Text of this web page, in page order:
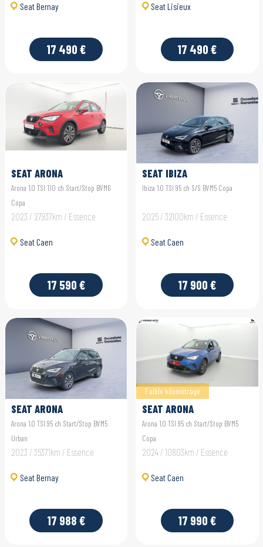
Seat Bernay
17 490 €
Seat Lisieux
17 490 €
SEAT ARONA
Arona 1.0 TSI 110 ch Start/Stop BVM6
Copa
2023 / 27937km / Essence
Seat Caen
17 590 €
SEAT IBIZA
Ibiza 1.0 TSI 95 ch S/S BVM5 Copa
2025 / 32100km / Essence
Seat Caen
17 900 €
SEAT ARONA
Arona 1.0 TSI 95 ch Start/Stop BVM5
Urban
2023 / 35371km / Essence
Seat Bernay
17 988 €
Faible kilométrage
SEAT ARONA
Arona 1.0 TSI 95 ch Start/Stop BVM5
Copa
2024 / 10803km / Essence
Seat Caen
17 990 €